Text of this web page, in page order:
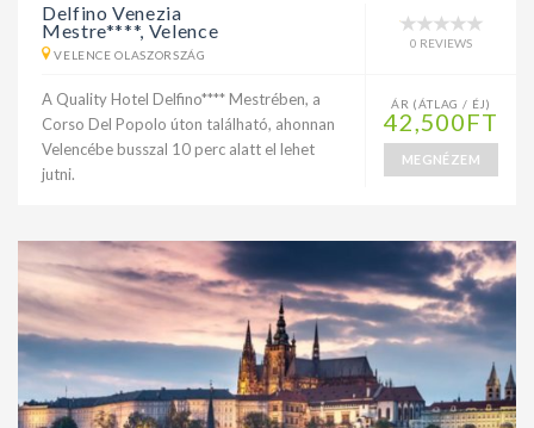
Delfino Venezia
Mestre****, Velence
VELENCE OLASZORSZÁG
0 REVIEWS
A Quality Hotel Delfino**** Mestrében, a
Corso Del Popolo úton található, ahonnan
Velencébe busszal 10 perc alatt el lehet
jutni.
ÁR (ÁTLAG / ÉJ)
42,500FT
MEGNÉZEM